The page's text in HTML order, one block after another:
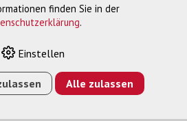
› SC20-EU C SCHARGE 20W UP-
finden Sie in der
.
Einstellen
Alle zulassen